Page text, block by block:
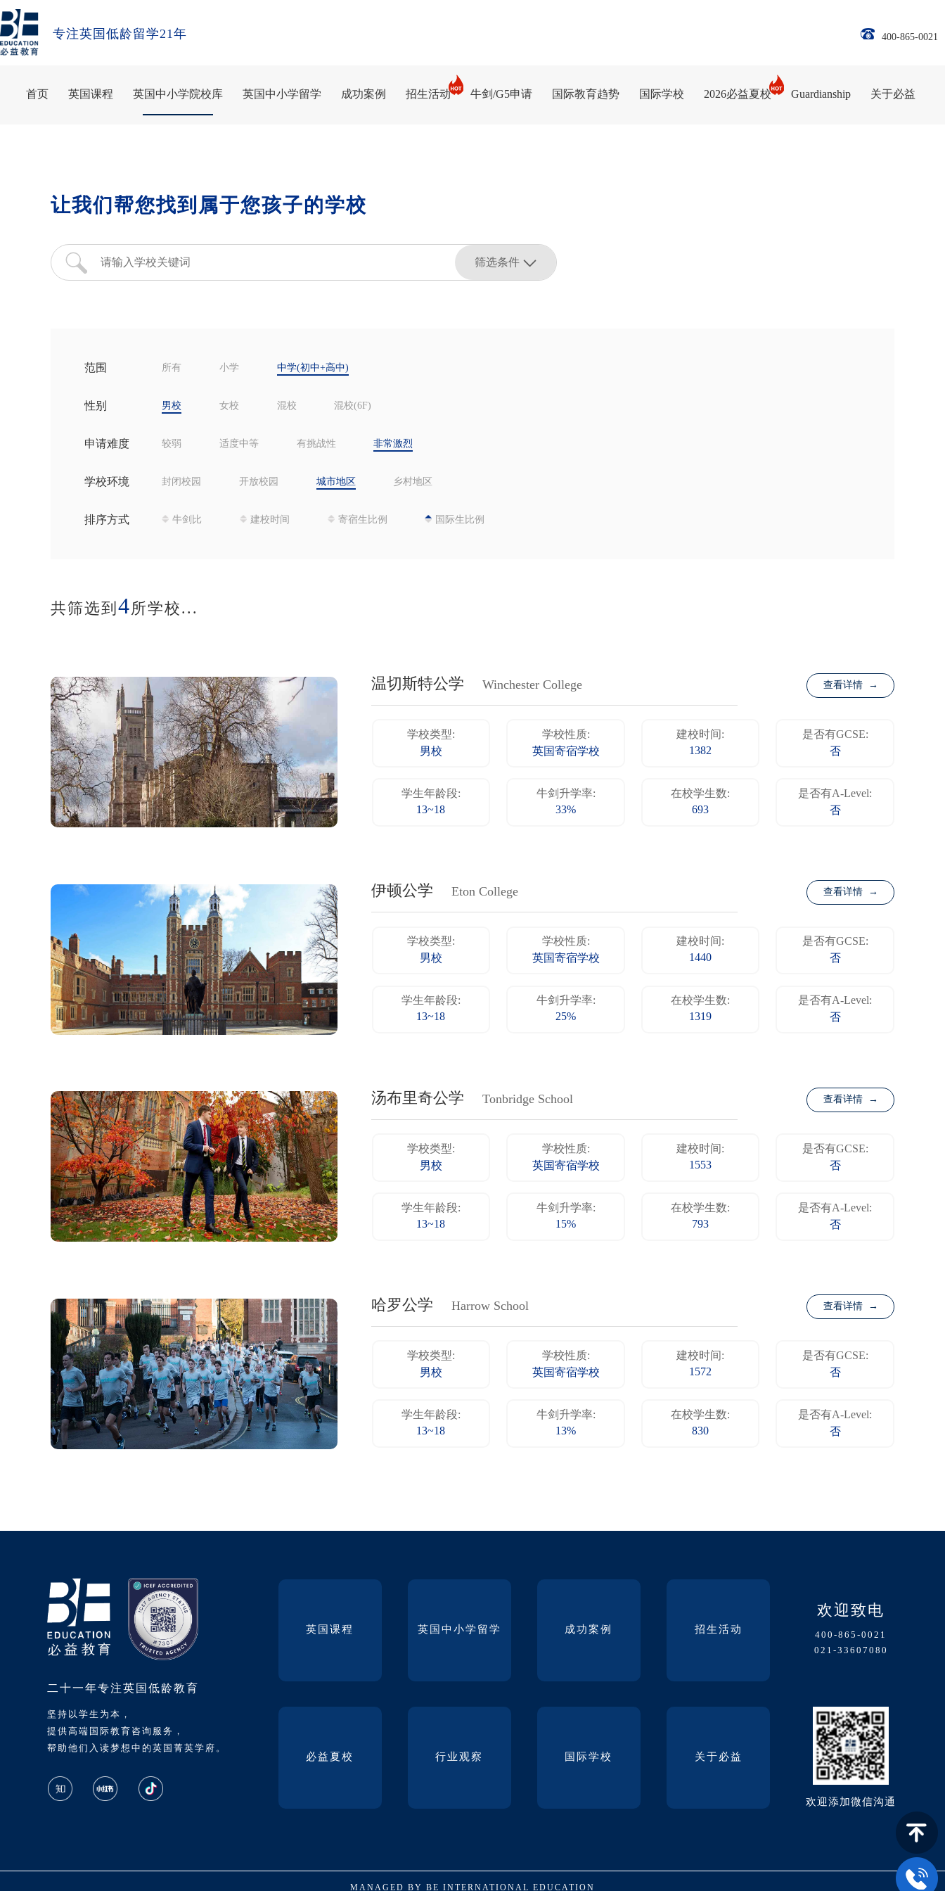
专注英国低龄留学21年 400-865-0021
首页 英国课程 英国中小学院校库 英国中小学留学 成功案例 招生活动 牛剑/G5申请 国际教育趋势 国际学校 2026必益夏校 Guardianship 关于必益
让我们帮您找到属于您孩子的学校
筛选条件
范围 所有 小学 中学(初中+高中)
性别 男校 女校 混校 混校(6F)
申请难度 较弱 适度中等 有挑战性 非常激烈
学校环境 封闭校园 开放校园 城市地区 乡村地区
排序方式 牛剑比 建校时间 寄宿生比例 国际生比例
共筛选到 4所学校...
温切斯特公学 Winchester College 查看详情 →
学校类型:
男校
学校性质:
英国寄宿学校
建校时间:
1382
是否有GCSE:
否
学生年龄段:
13~18
牛剑升学率:
33%
在校学生数:
693
是否有A-Level:
否
伊顿公学 Eton College 查看详情 →
学校类型:
男校
学校性质:
英国寄宿学校
建校时间:
1440
是否有GCSE:
否
学生年龄段:
13~18
牛剑升学率:
25%
在校学生数:
1319
是否有A-Level:
否
汤布里奇公学 Tonbridge School 查看详情 →
学校类型:
男校
学校性质:
英国寄宿学校
建校时间:
1553
是否有GCSE:
否
学生年龄段:
13~18
牛剑升学率:
15%
在校学生数:
793
是否有A-Level:
否
哈罗公学 Harrow School 查看详情 →
学校类型:
男校
学校性质:
英国寄宿学校
建校时间:
1572
是否有GCSE:
否
学生年龄段:
13~18
牛剑升学率:
13%
在校学生数:
830
是否有A-Level:
否
二十一年专注英国低龄教育
坚持以学生为本，
提供高端国际教育咨询服务，
帮助他们入读梦想中的英国菁英学府。
英国课程 英国中小学留学 成功案例 招生活动
必益夏校 行业观察 国际学校 关于必益
欢迎致电
400-865-0021
021-33607080
欢迎添加微信沟通
MANAGED BY BE INTERNATIONAL EDUCATION